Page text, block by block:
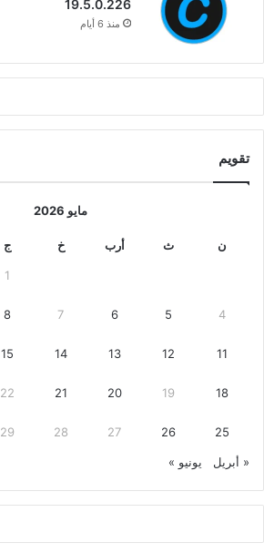
19.5.0.226
منذ 6 أيام
تقويم
مايو 2026
ن ث أرب خ ج
1
4
5
6
7
8
11
12
13
14
15
18
19
20
21
22
25
26
27
28
29
« أبريل يونيو »